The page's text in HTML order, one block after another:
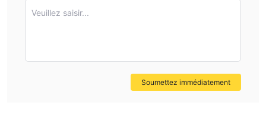
Veuillez saisir...
Soumettez immédiatement